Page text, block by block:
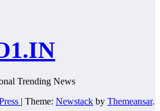
Trending News
| Theme: Newstack by Themeansar.